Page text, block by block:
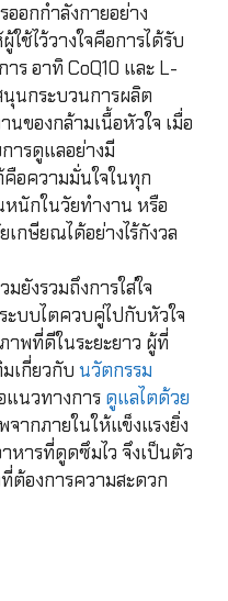
อกกำลังกายอย่าง
ช้ไว้วางใจคือการได้รับ
ร อาทิ CoQ10 และ L-
นกระบวนการผลิต
ของกล้ามเนื้อหัวใจ เมื่อ
ารดูแลอย่างมี
อความมั่นใจในทุก
หนักในวัยทำงาน หรือ
กษียณได้อย่างไร้กังวล
ยังรวมถึงการใส่ใจ
บบไตควบคู่ไปกับหัวใจ
พที่ดีในระยะยาว ผู้ที่
เกี่ยวกับ นวัตกรรม
แนวทางการ ดูแลไตด้วย
จากภายในให้แข็งแรงยิ่ง
หารที่ดูดซึมไว จึงเป็นตัว
ต้องการความสะดวก